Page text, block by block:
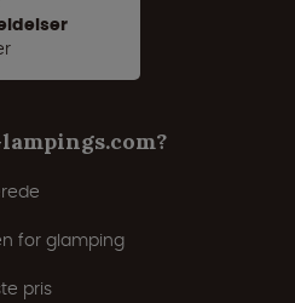
for glamping
pris